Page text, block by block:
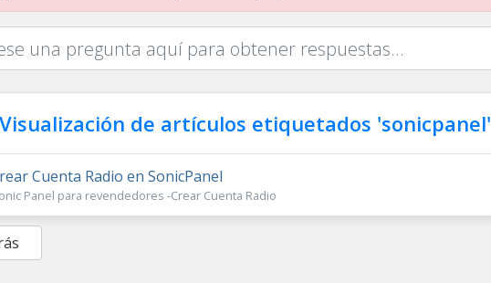
Visualización de artículos etiquetados 'sonicpanel'
Cuenta Radio en SonicPanel
Panel para revendedores -Crear Cuenta Radio